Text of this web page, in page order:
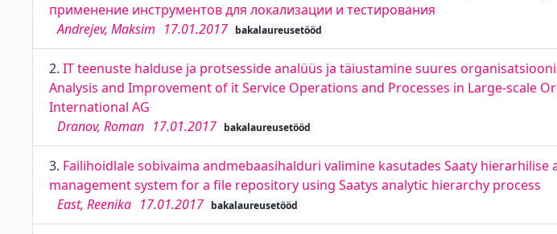
применение инструментов для локализации и тестирования
Andrejev, Maksim 17.01.2017 bakalaureusetööd
2. IT teenuste halduse ja protsesside analüüs ja täiustamine suures
Analysis and Improvement of it Service Operations and Processes in Large-scale
International AG
Dranov, Roman 17.01.2017 bakalaureusetööd
3. Failihoidlale sobivaima andmebaasihalduri valimine kasutades Saaty
management system for a file repository using Saatys analytic hierarchy process
East, Reenika 17.01.2017 bakalaureusetööd